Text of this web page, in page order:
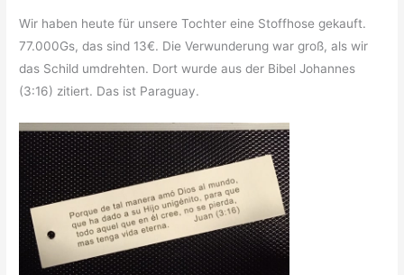
Wir haben heute für unsere Tochter eine Stoffhose gekauft.
77.000Gs, das sind 13€. Die Verwunderung war groß, als wir
das Schild umdrehten. Dort wurde aus der Bibel Johannes
(3:16) zitiert. Das ist Paraguay.